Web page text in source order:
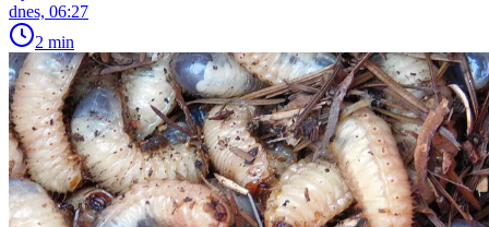
dnes, 06:27
2 min